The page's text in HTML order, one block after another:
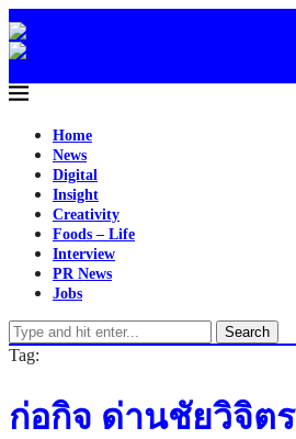
Home
News
Digital
Insight
Creativity
Foods – Life
Interview
PR News
Jobs
Search
Tag:
ก่อกิจ ด่านชัยวิจิตร